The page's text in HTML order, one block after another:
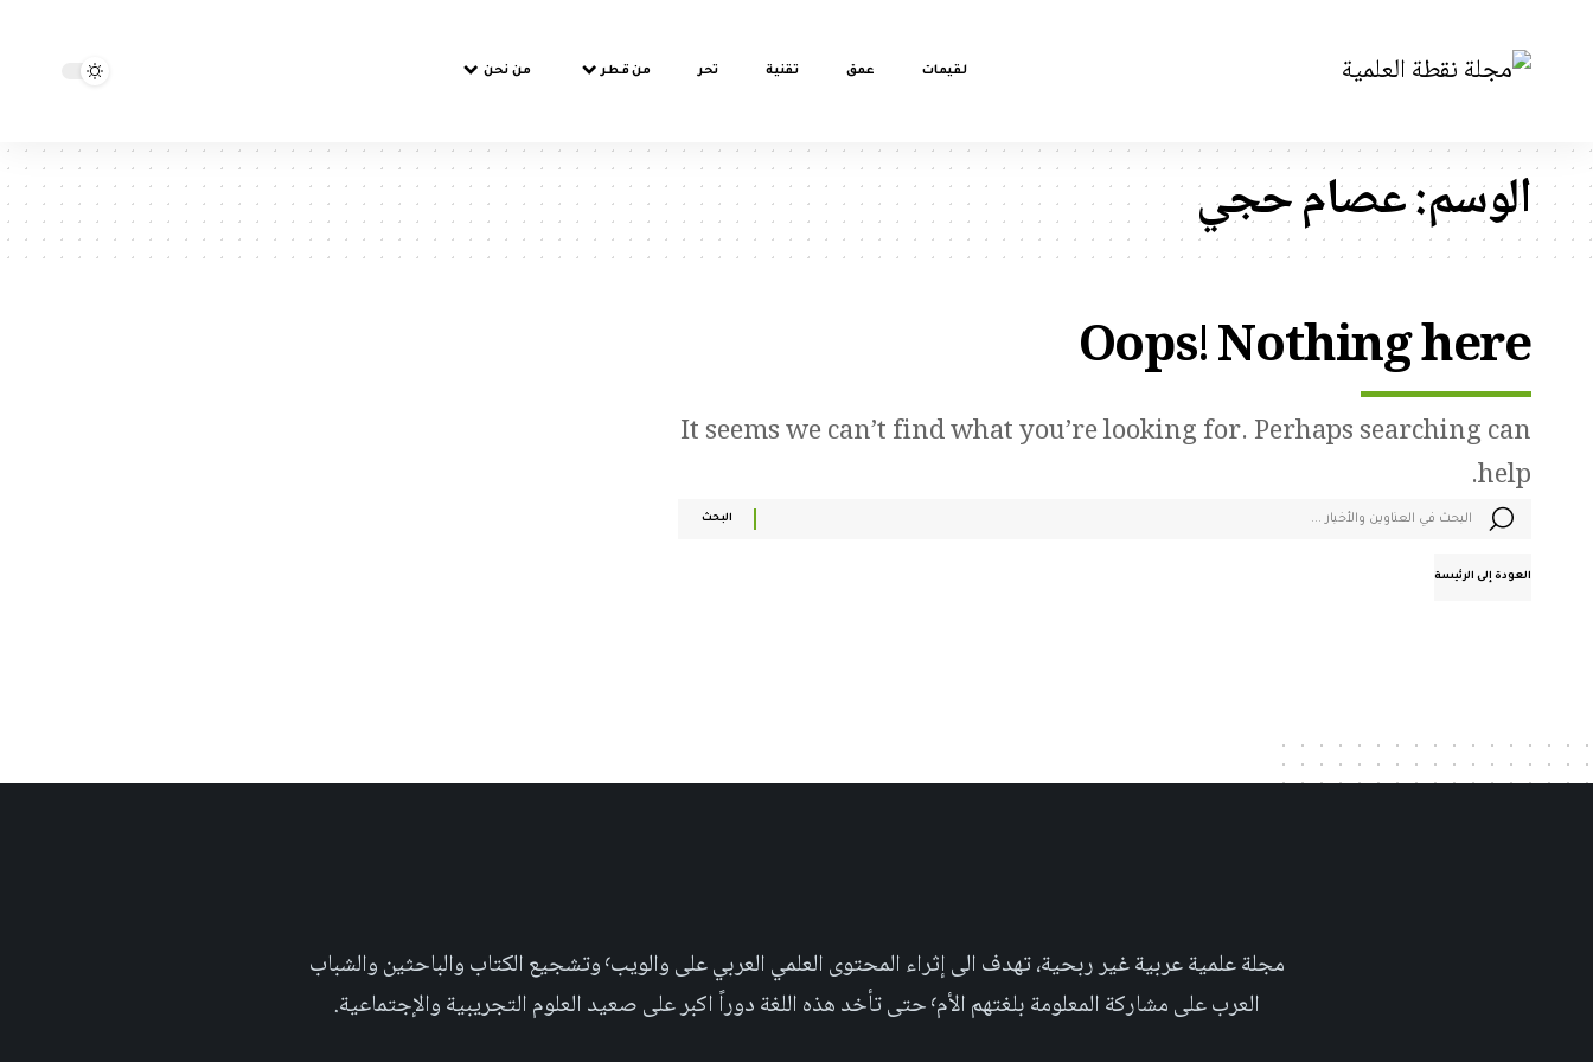
لقيمات عمق تقنية تحر من قطر من نحن
الوسم:عصام حجي
Oops! Nothing here
It seems we can’t find what you’re looking for. Perhaps searching can
help.
العودة إلى الرئيسة
مجلة علمية عربية غير ربحية، تهدف الى إثراء المحتوى العلمي العربي على والويب٬ وتشجيع الكتاب والباحثين والشباب
العرب على مشاركة المعلومة بلغتهم الأم٬ حتى تأخد هذه اللغة دوراً اكبر على صعيد العلوم التجريبية والإجتماعية.